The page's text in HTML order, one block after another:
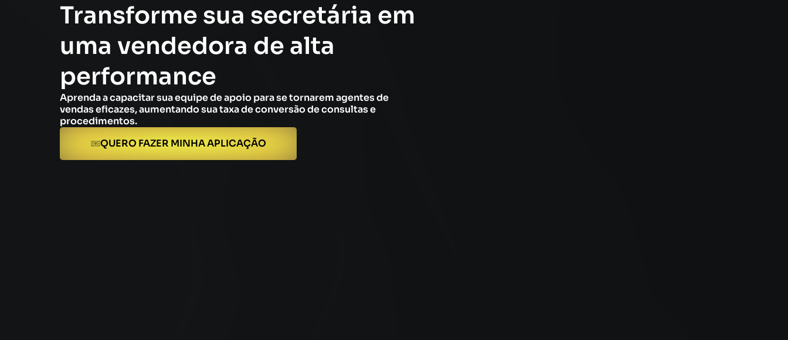
Transforme sua secretária em
uma vendedora de alta
performance
Aprenda a capacitar sua equipe de apoio para se tornarem agentes de
vendas eficazes, aumentando sua taxa de conversão de consultas e
procedimentos.
QUERO FAZER MINHA APLICAÇÃO